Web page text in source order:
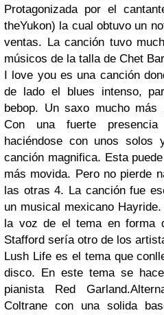
Protagonizada por el
theYukon) la cual obtuvo un
ventas. La canción tuvo
músicos de la talla de Chet
I love you es una canción
de lado el blues intenso,
bebop. Un saxo mucho más
Con una fuerte
haciéndose con unos solos
canción magnifica. Esta
más movida. Pero no pierde
las otras 4. La canción fue
un musical mexicano
la voz de el tema en forma
Stafford sería otro de los
Lush Life es el tema que
disco. En este tema se
pianista Red
Coltrane con una solida